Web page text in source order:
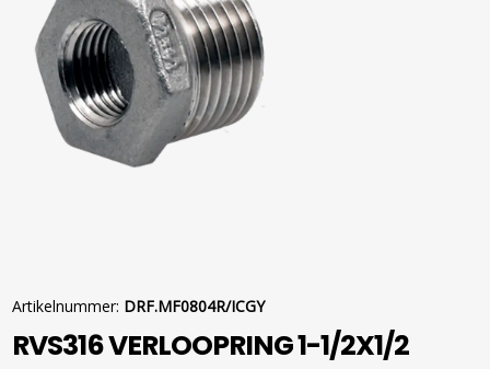
Artikelnummer: DRF.MF0804R/ICGY
RVS316 VERLOOPRING 1-1/2X1/2